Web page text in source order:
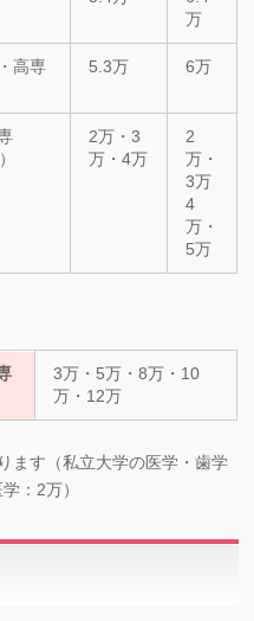
万
高専
5.3万 6万
2万・3
万・4万
2
万・
3万
4
万・
5万
3万・5万・8万・10
万・12万
ます（私立大学の医学・歯学
：2万）